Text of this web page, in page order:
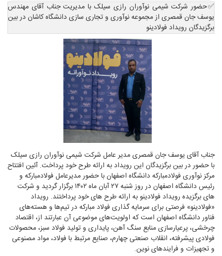
✅حضور شرکت شیمی نوآوران رازی سیلک با مدیریت جناب آقای مهندس
یوسف جان قمصری از مجموعه نوآوری و تجاری سازی دانشگاه کاشان در بین
برگزیدگان رویداد فولادینو
جناب آقای یوسف جان قمصری مدیر عامل شرکت شیمی نوآوران رازی سیلک
با حضور در بین برگزیدگان این رویداد به ارائه طرح خود پرداخت. آئین افتتاح
مرکز نوآوری فولادمبارکه دانشگاه اصفهان با حضور مدیرعامل فولادمبارکه و
رئیس دانشگاه اصفهان در روز شنبه ۲۷ آبان ماه ۱۴۰۲ برگزار گردید و شرکت
های برگزیده رویداد فولادینو به ارائه طرح های خود پرداختند. رویداد
«فولادینو» فرصتی برای سرمایه گذاری فولاد مبارکه در تیم‌ها و هسته‌های
فناور دانشگاه اصفهان است که اولویت‌های موضوعی آن عبارتند از، اقتصاد
چرخشی، پرعیارسازی منابع سنگ آهن، پایداری و تولید فولاد سبز، محصولات
فولادی پیشرفته، انقلاب صنعتی چهارم، صنایع مرتبط با فولاد، مواد مصنوعی
و تجهیزات و فرایندهای نوین.